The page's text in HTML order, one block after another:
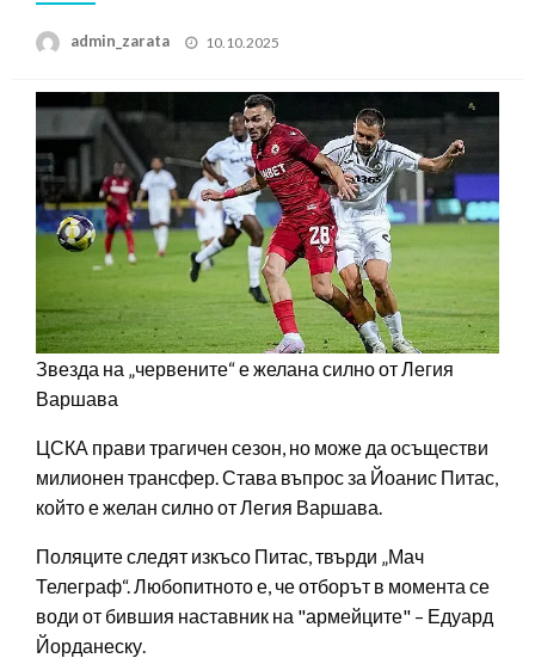
admin_zarata
Posted
10.10.2025
Звезда на „червените“ е желана силно от Легия
Варшава
ЦСКА прави трагичен сезон, но може да осъществи
милионен трансфер. Става въпрос за Йоанис Питас,
който е желан силно от Легия Варшава.
Поляците следят изкъсо Питас, твърди „Мач
Телеграф“. Любопитното е, че отборът в момента се
води от бившия наставник на "армейците" – Едуард
Йорданеску.